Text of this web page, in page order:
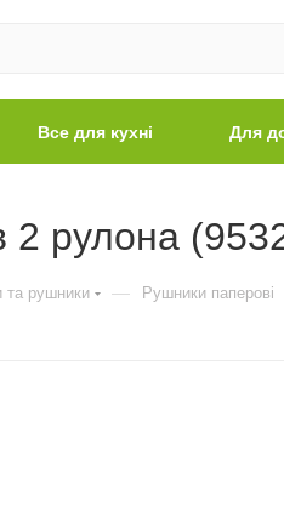
Все для кухні Для
2 рулона
та рушники — Рушники паперові